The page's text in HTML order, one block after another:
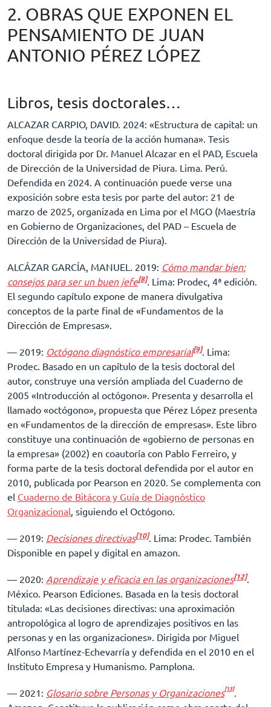
2. OBRAS QUE EXPONEN EL
PENSAMIENTO DE JUAN
ANTONIO PÉREZ LÓPEZ
Libros, tesis doctorales…
ALCAZAR CARPIO, DAVID. 2024: «Estructura de capital: un
enfoque desde la teoría de la acción humana». Tesis
doctoral dirigida por Dr. Manuel Alcazar en el PAD, Escuela
de Dirección de la Universidad de Piura. Lima. Perú.
Defendida en 2024. A continuación puede verse una
exposición sobre esta tesis por parte del autor: 21 de
marzo de 2025, organizada en Lima por el MGO (Maestría
en Gobierno de Organizaciones, del PAD – Escuela de
Dirección de la Universidad de Piura).
ALCÁZAR GARCÍA, MANUEL. 2019: Cómo mandar bien:
consejos para ser un buen jefe[8]. Lima: Prodec, 4ª edición.
El segundo capítulo expone de manera divulgativa
conceptos de la parte final de «Fundamentos de la
Dirección de Empresas».
–– 2019: Octógono diagnóstico empresarial[9]. Lima:
Prodec. Basado en un capítulo de la tesis doctoral del
autor, construye una versión ampliada del Cuaderno de
2005 «Introducción al octógono». Presenta y desarrolla el
llamado «octógono», propuesta que Pérez López presenta
en «Fundamentos de la dirección de empresas». Este libro
constituye una continuación de «gobierno de personas en
la empresa» (2002) en coautoría con Pablo Ferreiro, y
forma parte de la tesis doctoral defendida por el autor en
2010, publicada por Pearson en 2020. Se complementa con
el Cuaderno de Bitácora y Guía de Diagnóstico
Organizacional, siguiendo el Octógono.
–– 2019: Decisiones directivas[10]. Lima: Prodec. También
Disponible en papel y digital en amazon.
–– 2020: Aprendizaje y eficacia en las organizaciones[12].
México. Pearson Ediciones. Basada en la tesis doctoral
titulada: «Las decisiones directivas: una aproximación
antropológica al logro de aprendizajes positivos en las
personas y en las organizaciones». Dirigida por Miguel
Alfonso Martínez-Echevarría y defendida en el 2010 en el
Instituto Empresa y Humanismo. Pamplona.
–– 2021: Glosario sobre Personas y Organizaciones[13].